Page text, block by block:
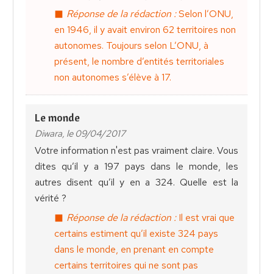
Réponse de la rédaction :Selon l’ONU,
en 1946, il y avait environ 62 territoires non
autonomes. Toujours selon L’ONU, à
présent, le nombre d’entités territoriales
non autonomes s’élève à 17.
Le monde
Diwara, le 09/04/2017
Votre information n'est pas vraiment claire. Vous
dites qu’il y a 197 pays dans le monde, les
autres disent qu’il y en a 324. Quelle est la
vérité ?
Réponse de la rédaction :Il est vrai que
certains estiment qu’il existe 324 pays
dans le monde, en prenant en compte
certains territoires qui ne sont pas